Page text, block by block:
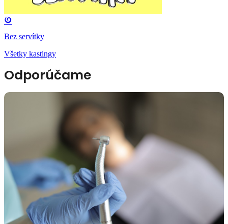
Bez servítky
Všetky kastingy
Odporúčame